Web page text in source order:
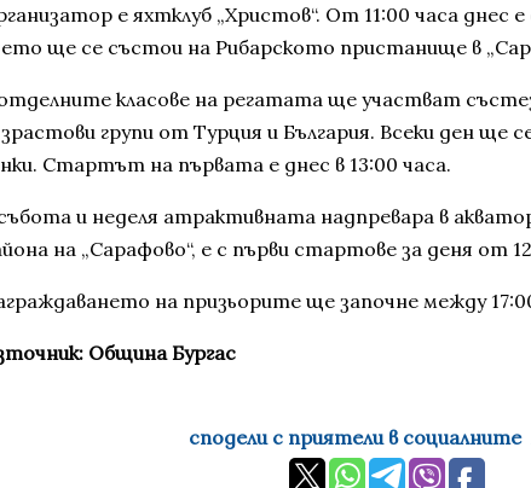
е яхтклуб „Христов“. От 11:00 часа днес
ще се състои на Рибарското пристанище в
класове на регатата ще участват
групи от Турция и България. Всеки ден ще
Стартът на първата е днес в 13:00 часа.
и неделя атрактивната надпревара в
на „Сарафово“, е с първи стартове за деня от
на призьорите ще започне между 17:00
Община Бургас
сподели с приятели в